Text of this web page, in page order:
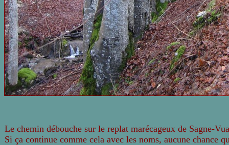
Le chemin débouche sur le replat marécageux de Sagne-
Si ça continue comme cela avec les noms, aucune chance